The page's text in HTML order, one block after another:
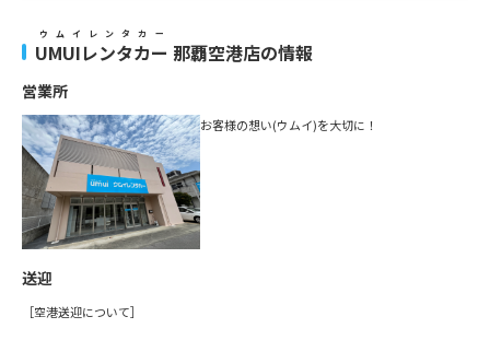
UMUIレンタカー
ウムイレンタカー
那覇空港店の情報
営業所
お客様の想い(ウムイ)を大切に！
送迎
［空港送迎について］